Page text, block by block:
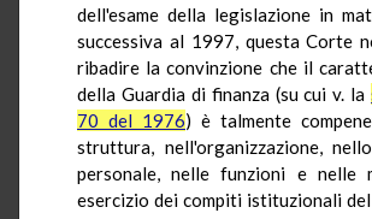
dell'esame della legislazione in
successiva al 1997, questa Corte
ribadire la convinzione che il
della Guardia di finanza (su cui v. la
70 del 1976) è talmente
struttura, nell'organizzazione, nello
personale, nelle funzioni e nelle
esercizio dei compiti istituzionali